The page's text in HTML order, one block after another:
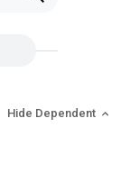
Hide Dependent